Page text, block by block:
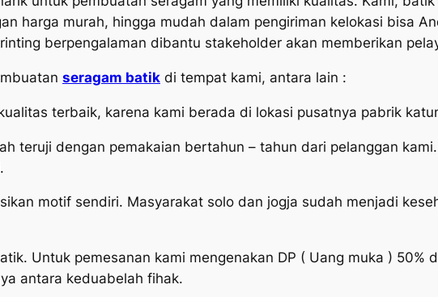
harga murah, hingga mudah dalam pengiriman kelokasi bisa
berpengalaman dibantu stakeholder akan memberikan
seragam batik di tempat kami, antara lain :
terbaik, karena kami berada di lokasi pusatnya pabrik
teruji dengan pemakaian bertahun – tahun dari pelanggan
motif sendiri. Masyarakat solo dan jogja sudah menjadi
Untuk pemesanan kami mengenakan DP ( Uang muka ) 50%
antara keduabelah fihak.